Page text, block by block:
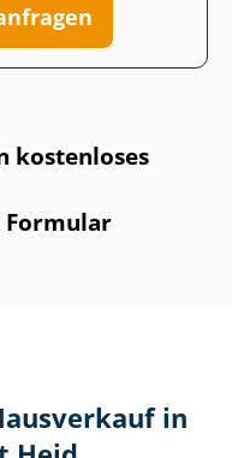
kostenloses
Formular
in